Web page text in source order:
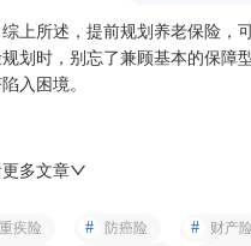
所述，提前规划养老保险，可
划时，别忘了兼顾基本的保障
入困境。
多文章
重疾险 防癌险 财产险